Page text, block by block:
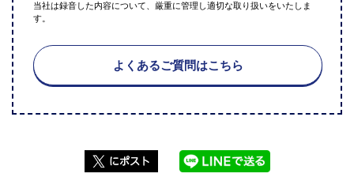
当社は録音した内容について、厳重に管理し適切な取り扱いをいたしま
す。
よくあるご質問はこちら